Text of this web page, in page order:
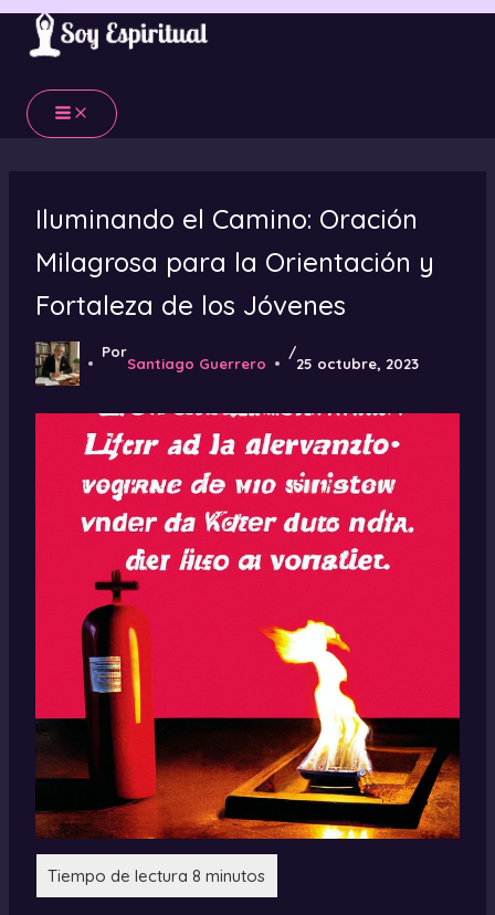
Ir
contenido
Iluminando el Camino: Oración
Milagrosa para la Orientación y
Fortaleza de los Jóvenes
Por
Santiago Guerrero
/
25 octubre, 2023